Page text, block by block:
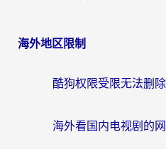
海外地区限制